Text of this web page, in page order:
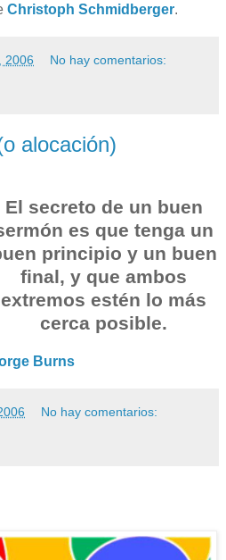
Christoph Schmidberger.
2006 No hay comentarios:
alocación)
El secreto de un buen
es que tenga un
principio y un buen
final, y que ambos
extremos estén lo más
cerca posible.
Burns
No hay comentarios: